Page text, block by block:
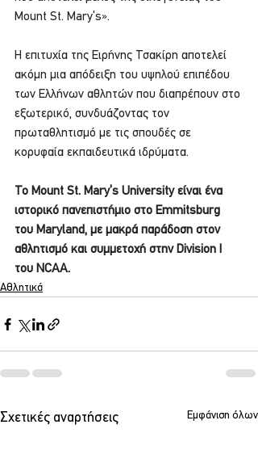
Mount St. Mary’s».
Η επιτυχία της Ειρήνης Τσακίρη αποτελεί
ακόμη μια απόδειξη του υψηλού επιπέδου
των Ελλήνων αθλητών που διαπρέπουν στο
εξωτερικό, συνδυάζοντας τον
πρωταθλητισμό με τις σπουδές σε
κορυφαία εκπαιδευτικά ιδρύματα.
Το Mount St. Mary’s University είναι ένα
ιστορικό πανεπιστήμιο στο Emmitsburg
του Maryland, με μακρά παράδοση στον
αθλητισμό και συμμετοχή στην Division I
του NCAA.
Αθλητικά
Σχετικές αναρτήσεις Εμφάνιση όλων